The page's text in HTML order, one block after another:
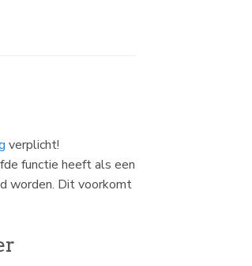
verplicht!
functie heeft als een
worden. Dit voorkomt